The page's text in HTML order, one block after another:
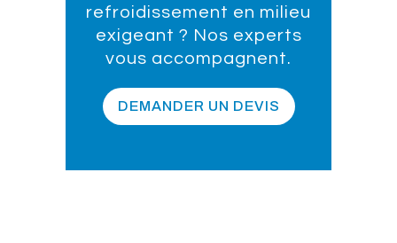
refroidissement en milieu
exigeant ? Nos experts
vous accompagnent.
DEMANDER UN DEVIS